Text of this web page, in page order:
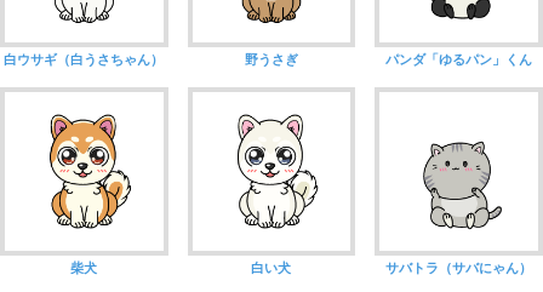
白ウサギ（白うさちゃん） 野うさぎ パンダ「ゆるパン」くん
柴犬 白い犬 サバトラ（サバにゃん）